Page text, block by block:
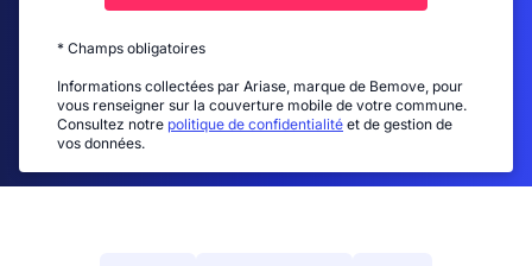
* Champs obligatoires
Informations collectées par Ariase, marque de Bemove, pour
vous renseigner sur la couverture mobile de votre commune.
Consultez notre politique de confidentialité et de gestion de
vos données.